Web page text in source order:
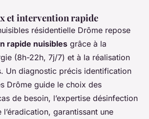
et intervention rapide
résidentielle Drôme repose
rapide nuisibles grâce à la
(8h-22h, 7j/7) et à la réalisation
Un diagnostic précis identification
Drôme guide le choix des
de besoin, l’expertise désinfection
garantissant une